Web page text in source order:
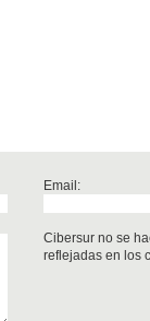
Email:
Cibersur no se
reflejadas en los